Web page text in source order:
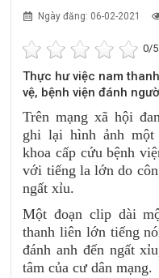
Ngày đăng: 06-02-2021
0/
Thực hư việc nam
vệ, bệnh viện đánh
Trên mạng xã hội
ghi lại hình ảnh
khoa cấp cứu bệnh
với tiếng la lớn do
ngất xỉu.
Một đoạn clip dài
thanh liên lớn tiếng
đánh anh đến ngất
tâm của cư dân mạng.